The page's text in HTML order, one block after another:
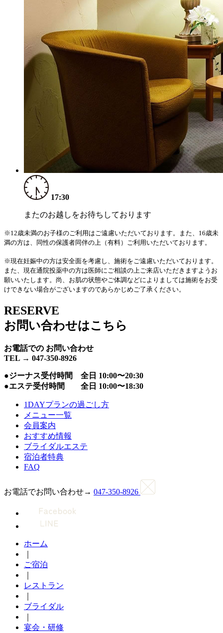
17:30
またのお越しをお待ちしております
※12歳未満のお子様のご利用はご遠慮いただいております。また、16歳未
満の方は、同性の保護者同伴の上（有料）ご利用いただいております。
※現在妊娠中の方は安全面を考慮し、施術をご遠慮いただいております。
また、現在通院投薬中の方は医師にご相談の上ご来店いただきますようお
願いいたします。尚、お肌の状態やご体調などによりましては施術をお受
けできない場合がございますのであらかじめご了承ください。
RESERVE
お問い合わせはこちら
お電話での お問い合わせ
TEL → 047-350-8926
●ジーナス受付時間 全日 10:00〜20:30
●エステ受付時間 全日 10:00〜18:30
1DAYプランの過ごし方
メニュー一覧
会員案内
おすすめ情報
ブライダルエステ
宿泊者特典
FAQ
お電話でお問い合わせ→ 047-350-8926
ホーム
ご宿泊
レストラン
ブライダル
宴会・研修